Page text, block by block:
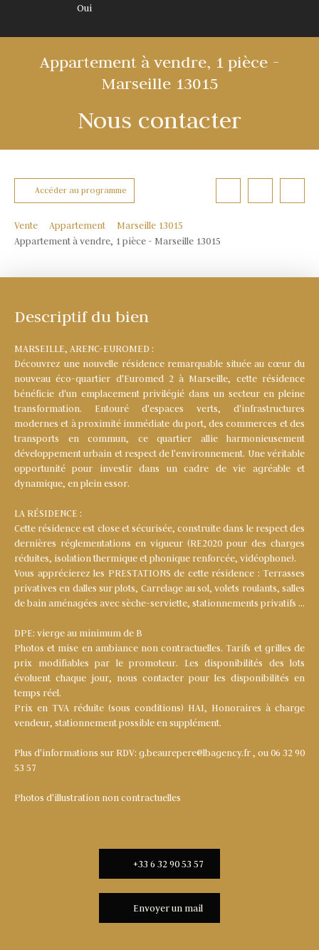
Oui
Appartement à vendre, 1 pièce -
Marseille 13015
Nous contacter
Accéder au programme
Vente Appartement
Marseille 13015
Appartement à vendre, 1 pièce - Marseille 13015
Descriptif du bien
MARSEILLE, ARENC-EUROMED :
Découvrez une nouvelle résidence remarquable située au cœur du
nouveau éco-quartier d'Euromed 2 à Marseille, cette résidence
bénéficie d'un emplacement privilégié dans un secteur en pleine
transformation. Entouré d'espaces verts, d'infrastructures
modernes et à proximité immédiate du port, des commerces et des
transports en commun, ce quartier allie harmonieusement
développement urbain et respect de l'environnement. Une véritable
opportunité pour investir dans un cadre de vie agréable et
dynamique, en plein essor.
LA RÉSIDENCE :
Cette résidence est close et sécurisée, construite dans le respect des
dernières réglementations en vigueur (RE2020 pour des charges
réduites, isolation thermique et phonique renforcée, vidéophone).
Vous apprécierez les PRESTATIONS de cette résidence : Terrasses
privatives en dalles sur plots, Carrelage au sol, volets roulants, salles
de bain aménagées avec sèche-serviette, stationnements privatifs …
DPE: vierge au minimum de B
Photos et mise en ambiance non contractuelles. Tarifs et grilles de
prix modifiables par le promoteur. Les disponibilités des lots
évoluent chaque jour, nous contacter pour les disponibilités en
temps réel.
Prix en TVA réduite (sous conditions) HAI, Honoraires à charge
vendeur, stationnement possible en supplément.
Plus d'informations sur RDV: g.beaurepere@lbagency.fr , ou 06 32 90
53 57
Photos d'illustration non contractuelles
+33 6 32 90 53 57
Envoyer un mail